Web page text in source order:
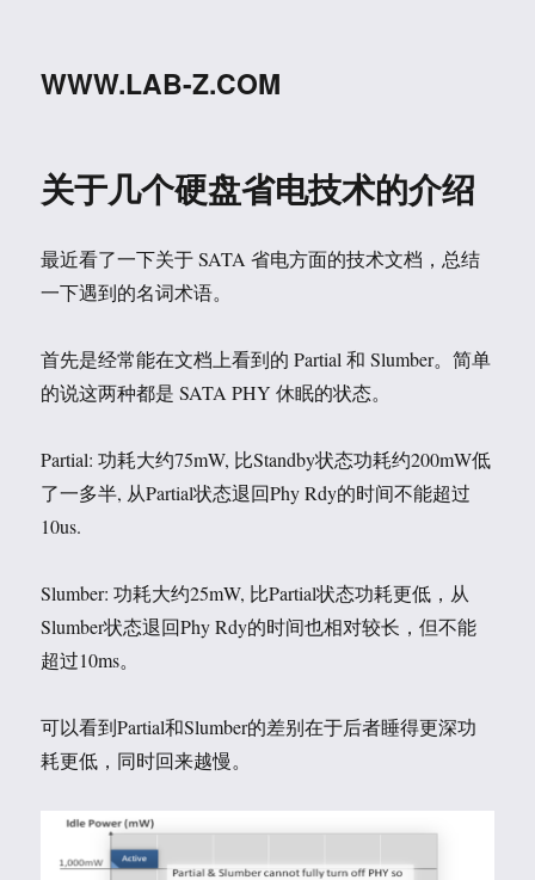
WWW.LAB-Z.COM
关于几个硬盘省电技术的介绍
最近看了一下关于 SATA 省电方面的技术文档，总结
一下遇到的名词术语。
首先是经常能在文档上看到的 Partial 和 Slumber。简单
的说这两种都是 SATA PHY 休眠的状态。
Partial: 功耗大约75mW, 比Standby状态功耗约200mW低
了一多半, 从Partial状态退回Phy Rdy的时间不能超过
10us.
Slumber: 功耗大约25mW, 比Partial状态功耗更低，从
Slumber状态退回Phy Rdy的时间也相对较长，但不能
超过10ms。
可以看到Partial和Slumber的差别在于后者睡得更深功
耗更低，同时回来越慢。